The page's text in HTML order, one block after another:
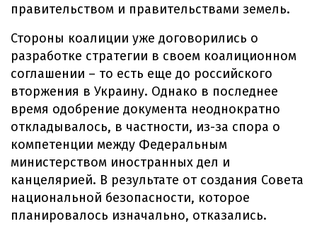
правительством и правительствами земель.
Стороны коалиции уже договорились о
разработке стратегии в своем коалиционном
соглашении – то есть еще до российского
вторжения в Украину. Однако в последнее
время одобрение документа неоднократно
откладывалось, в частности, из-за спора о
компетенции между Федеральным
министерством иностранных дел и
канцелярией. В результате от создания Совета
национальной безопасности, которое
планировалось изначально, отказались.